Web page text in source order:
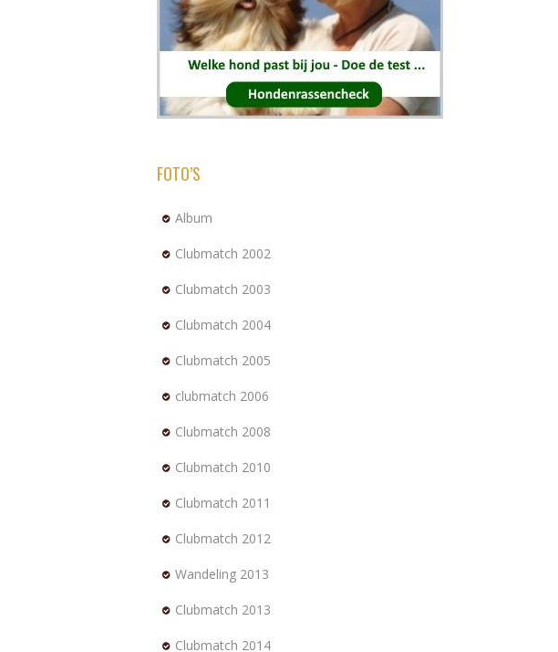
FOTO’S
Album
Clubmatch 2002
Clubmatch 2003
Clubmatch 2004
Clubmatch 2005
clubmatch 2006
Clubmatch 2008
Clubmatch 2010
Clubmatch 2011
Clubmatch 2012
Wandeling 2013
Clubmatch 2013
Clubmatch 2014